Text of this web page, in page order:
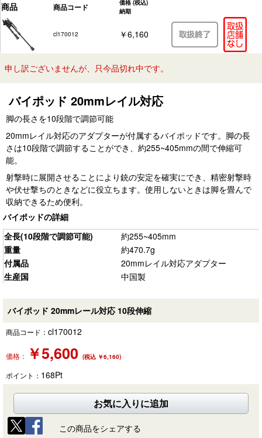
商品
商品コード 価格 (税込)
納期
cl170012 ￥6,160
申し訳ございませんが、只今品切れ中です。
バイポッド 20mmレイル対応
脚の長さを10段階で調節可能
20mmレイル対応のアダプターが付属するバイポッドです。脚の長
さは10段階で調節することができ、約255~405mmの間で伸縮可
能。
射撃時に展開させることにより銃の安定を確実にでき、精密射撃時
や伏せ撃ちのときなどに役立ちます。使用しないときは脚を畳んで
収納できるため便利。
バイポッドの詳細
全長(10段階で調節可能)
約255~405mm
重量
約470.7g
付属品
20mmレイル対応アダプター
生産国
中国製
バイポッド 20mmレール対応 10段伸縮
商品コード： cl170012
価格： ￥5,600 (税込 ￥6,160)
ポイント： 168Pt
お気に入りに追加
この商品をシェアする